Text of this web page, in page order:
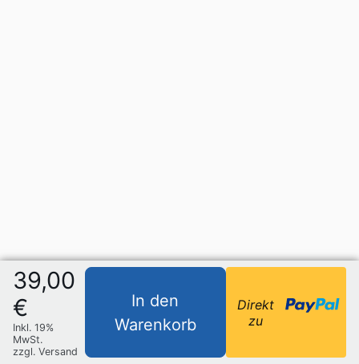
39,00
€
Inkl. 19%
MwSt.
zzgl. Versand
In den
Warenkorb
Direkt
zu